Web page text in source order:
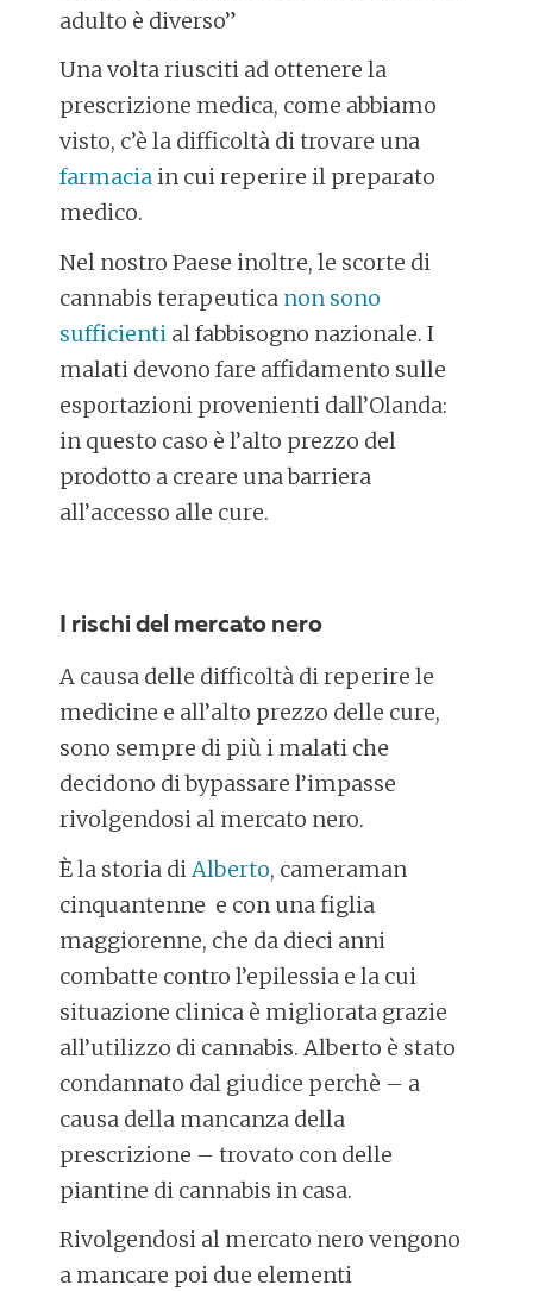
adulto è diverso”
Una volta riusciti ad ottenere la
prescrizione medica, come abbiamo
visto, c’è la difficoltà di trovare una
farmaciain cui reperire il preparato
medico.
Nel nostro Paese inoltre, le scorte di
cannabis terapeutica non sono
sufficienti al fabbisogno nazionale. I
malati devono fare affidamento sulle
esportazioni provenienti dall’Olanda:
in questo caso è l’alto prezzo del
prodotto a creare una barriera
all’accesso alle cure.
I rischi del mercato nero
A causa delle difficoltà di reperire le
medicine e all’alto prezzo delle cure,
sono sempre di più i malati che
decidono di bypassare l’impasse
rivolgendosi al mercato nero.
È la storia diAlberto, cameraman
cinquantenne e con una figlia
maggiorenne, che da dieci anni
combatte contro l’epilessia e la cui
situazione clinica è migliorata grazie
all’utilizzo di cannabis. Alberto è stato
condannato dal giudice perchè – a
causa della mancanza della
prescrizione – trovato con delle
piantine di cannabis in casa.
Rivolgendosi al mercato nero vengono
a mancare poi due elementi